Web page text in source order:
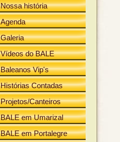
Nossa história
Agenda
Galeria
Vídeos do BALE
Baleanos Vip's
Histórias Contadas
Projetos/Canteiros
BALE em Umarizal
BALE em Portalegre